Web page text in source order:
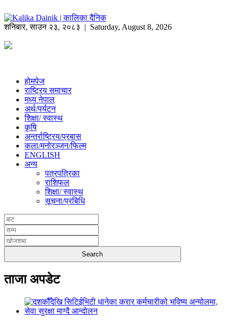
शनिबार,साउन २३, २०८३ | Saturday, August 8, 2026
होमपेज
राष्ट्रिय समाचार
मध्य नेपाल
अर्थ/पर्यटन
शिक्षा/ स्वास्थ
कृषि
अन्तर्राष्ट्रिय/प्रबास
कला/मनोरञ्जन/फिल्म
ENGLISH
अन्य
पत्रपत्रिका
राशिफल
शिक्षा/ स्वास्थ
सूचना/प्रबिधि
ताजा अपडेट